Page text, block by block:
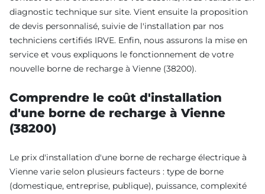
diagnostic technique sur site. Vient ensuite la proposition
de devis personnalisé, suivie de l'installation par nos
techniciens certifiés IRVE. Enfin, nous assurons la mise en
service et vous expliquons le fonctionnement de votre
nouvelle borne de recharge à Vienne (38200).
Comprendre le coût d'installation
d'une borne de recharge à Vienne
(38200)
Le prix d'installation d'une borne de recharge électrique à
Vienne varie selon plusieurs facteurs : type de borne
(domestique, entreprise, publique), puissance, complexité